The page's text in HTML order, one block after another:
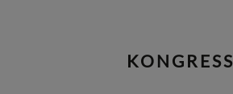
KONGRESS